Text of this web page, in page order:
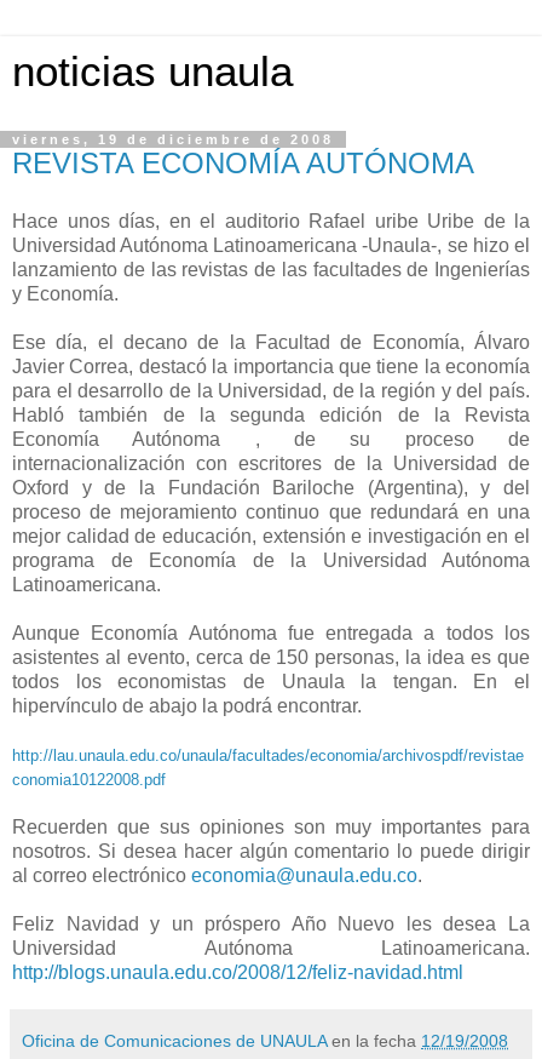
noticias unaula
viernes, 19 de diciembre de 2008
REVISTA ECONOMÍA AUTÓNOMA
Hace unos días, en el auditorio Rafael uribe Uribe de la
Universidad Autónoma Latinoamericana -Unaula-, se hizo el
lanzamiento de las revistas de las facultades de Ingenierías
y Economía.
Ese día, el decano de la Facultad de Economía, Álvaro
Javier Correa, destacó la importancia que tiene la economía
para el desarrollo de la Universidad, de la región y del país.
Habló también de la segunda edición de la Revista
Economía Autónoma , de su proceso de
internacionalización con escritores de la Universidad de
Oxford y de la Fundación Bariloche (Argentina), y del
proceso de mejoramiento continuo que redundará en una
mejor calidad de educación, extensión e investigación en el
programa de Economía de la Universidad Autónoma
Latinoamericana.
Aunque Economía Autónoma fue entregada a todos los
asistentes al evento, cerca de 150 personas, la idea es que
todos los economistas de Unaula la tengan. En el
hipervínculo de abajo la podrá encontrar.
http://lau.unaula.edu.co/unaula/facultades/economia/archivospdf/revistae
conomia10122008.pdf
Recuerden que sus opiniones son muy importantes para
nosotros. Si desea hacer algún comentario lo puede dirigir
al correo electrónico economia@unaula.edu.co.
Feliz Navidad y un próspero Año Nuevo les desea La
Universidad Autónoma Latinoamericana.
http://blogs.unaula.edu.co/2008/12/feliz-navidad.html
Oficina de Comunicaciones de UNAULA en la fecha 12/19/2008